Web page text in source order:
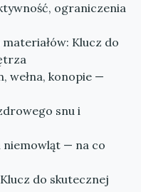
ograniczenia
Klucz do
wełna, konopie —
snu i
niemowląt — na co
do skutecznej